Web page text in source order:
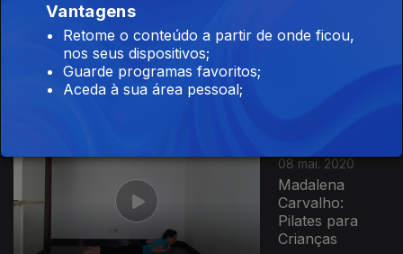
Raquel
Candeias:
08 mai. 2020
Madalena
Carvalho:
Pilates para
Crianças
Vantagens
Retome o conteúdo a partir de onde ficou,
nos seus dispositivos;
Guarde programas favoritos;
Aceda à sua área pessoal;